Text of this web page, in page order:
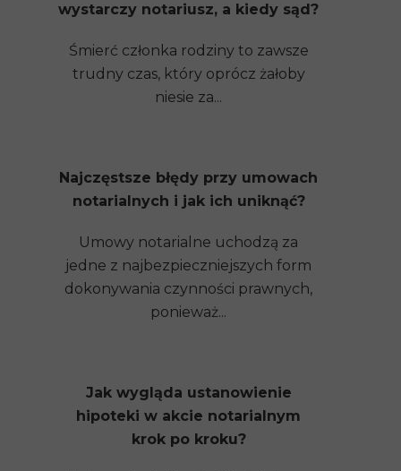
wystarczy notariusz, a kiedy sąd?
Śmierć członka rodziny to zawsze
trudny czas, który oprócz żałoby
niesie za...
Najczęstsze błędy przy umowach
notarialnych i jak ich uniknąć?
Umowy notarialne uchodzą za
jedne z najbezpieczniejszych form
dokonywania czynności prawnych,
ponieważ...
Jak wygląda ustanowienie
hipoteki w akcie notarialnym
krok po kroku?